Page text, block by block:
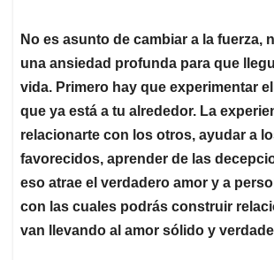
No es asunto de cambiar a la fuerza,
una ansiedad profunda para que
vida. Primero hay que experimentar
que ya está a tu alrededor. La
relacionarte con los otros, ayudar a
favorecidos, aprender de las
eso atrae el verdadero amor y a
con las cuales podrás construir
van llevando al amor sólido y